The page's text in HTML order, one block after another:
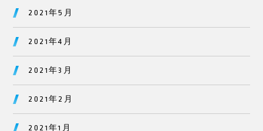
2021年5月
2021年4月
2021年3月
2021年2月
2021年1月